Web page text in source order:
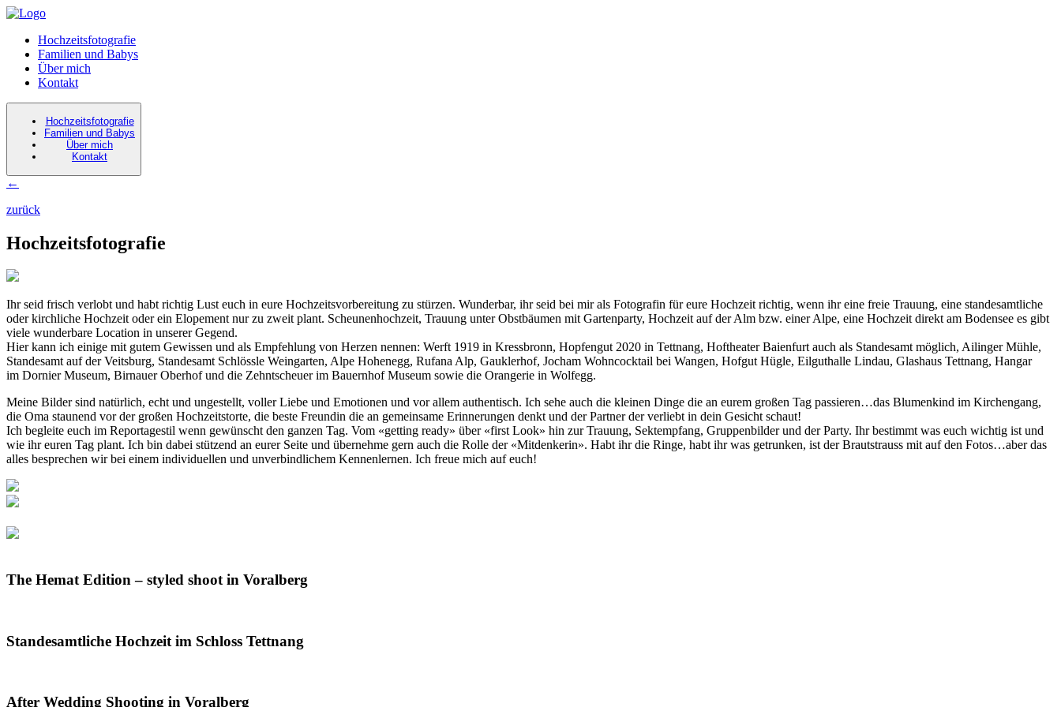
Hochzeitsfotografie
Familien und Babys
Über mich
Kontakt
Hochzeitsfotografie
Familien und Babys
Über mich
Kontakt
←
zurück
Hochzeitsfotografie
Ihr seid frisch verlobt und habt richtig Lust euch in eure Hochzeitsvorbereitung zu stürzen. Wunderbar, ihr seid bei mir als Fotografin für eure Hochzeit richtig, wenn ihr eine freie Trauung, eine standesamtliche
oder kirchliche Hochzeit oder ein Elopement nur zu zweit plant. Scheunenhochzeit, Trauung unter Obstbäumen mit Gartenparty, Hochzeit auf der Alm bzw. einer Alpe, eine Hochzeit direkt am Bodensee es gibt
viele wunderbare Location in unserer Gegend.
Hier kann ich einige mit gutem Gewissen und als Empfehlung von Herzen nennen: Werft 1919 in Kressbronn, Hopfengut 2020 in Tettnang, Hoftheater Baienfurt auch als Standesamt möglich, Ailinger Mühle,
Standesamt auf der Veitsburg, Standesamt Schlössle Weingarten, Alpe Hohenegg, Rufana Alp, Gauklerhof, Jocham Wohncocktail bei Wangen, Hofgut Hügle, Eilguthalle Lindau, Glashaus Tettnang, Hangar
im Dornier Museum, Birnauer Oberhof und die Zehntscheuer im Bauernhof Museum sowie die Orangerie in Wolfegg.
Meine Bilder sind natürlich, echt und ungestellt, voller Liebe und Emotionen und vor allem authentisch. Ich sehe auch die kleinen Dinge die an eurem großen Tag passieren…das Blumenkind im Kirchengang,
die Oma staunend vor der großen Hochzeitstorte, die beste Freundin die an gemeinsame Erinnerungen denkt und der Partner der verliebt in dein Gesicht schaut!
Ich begleite euch im Reportagestil wenn gewünscht den ganzen Tag. Vom «getting ready» über «first Look» hin zur Trauung, Sektempfang, Gruppenbilder und der Party. Ihr bestimmt was euch wichtig ist und
wie ihr euren Tag plant. Ich bin dabei stützend an eurer Seite und übernehme gern auch die Rolle der «Mitdenkerin». Habt ihr die Ringe, habt ihr was getrunken, ist der Brautstrauss mit auf den Fotos…aber das
alles besprechen wir bei einem individuellen und unverbindlichem Kennenlernen. Ich freue mich auf euch!
The Hemat Edition – styled shoot in Voralberg
Standesamtliche Hochzeit im Schloss Tettnang
After Wedding Shooting in Voralberg